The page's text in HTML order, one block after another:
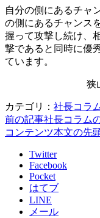
自分の側にあるチャ
の側にあるチャンス
握って攻撃し続け、
撃であると同時に優
ています。
狭
カテゴリ： 社長コラ
前の記事社長コラム
コンテンツ本文の先
Twitter
Facebook
Pocket
はてブ
LINE
メール